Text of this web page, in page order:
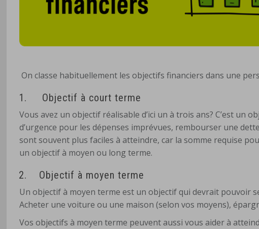
On classe habituellement les objectifs financiers dans une
1. Objectif à court terme
Vous avez un objectif réalisable d’ici un à trois ans? C’est un
d’urgence pour les dépenses imprévues, rembourser une
sont souvent plus faciles à atteindre, car la somme requise
un objectif à moyen ou long terme.
2. Objectif à moyen terme
Un objectif à moyen terme est un objectif qui devrait pouvoir
Acheter une voiture ou une maison (selon vos moyens),
Vos objectifs à moyen terme peuvent aussi vous aider à